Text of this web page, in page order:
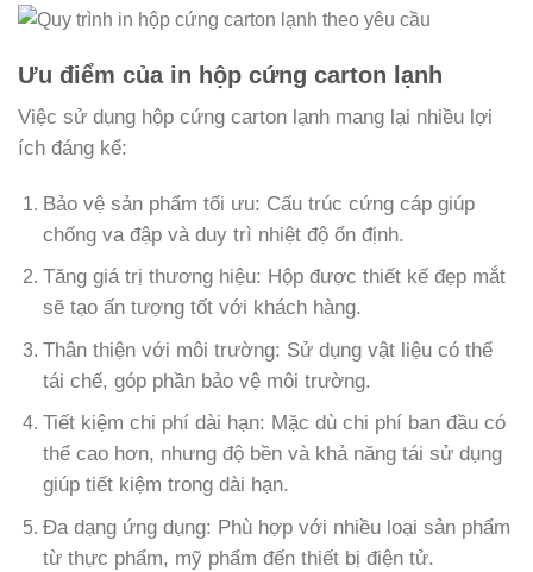
Ưu điểm của in hộp cứng carton lạnh
Việc sử dụng hộp cứng carton lạnh mang lại nhiều lợi
ích đáng kể:
Bảo vệ sản phẩm tối ưu: Cấu trúc cứng cáp giúp
chống va đập và duy trì nhiệt độ ổn định.
Tăng giá trị thương hiệu: Hộp được thiết kế đẹp mắt
sẽ tạo ấn tượng tốt với khách hàng.
Thân thiện với môi trường: Sử dụng vật liệu có thể
tái chế, góp phần bảo vệ môi trường.
Tiết kiệm chi phí dài hạn: Mặc dù chi phí ban đầu có
thể cao hơn, nhưng độ bền và khả năng tái sử dụng
giúp tiết kiệm trong dài hạn.
Đa dạng ứng dụng: Phù hợp với nhiều loại sản phẩm
từ thực phẩm, mỹ phẩm đến thiết bị điện tử.